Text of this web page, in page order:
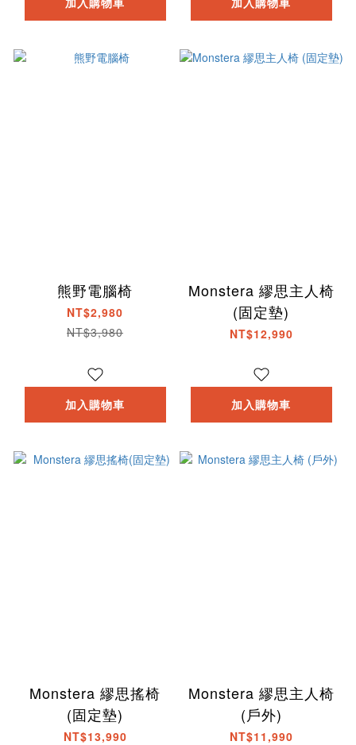
熊野電腦椅
NT$2,980
NT$3,980
加入購物車
Monstera 繆思主人椅
(固定墊)
NT$12,990
加入購物車
Monstera 繆思搖椅
(固定墊)
NT$13,990
Monstera 繆思主人椅
(戶外)
NT$11,990